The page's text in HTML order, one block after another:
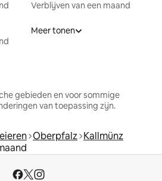
Verblijven van een maand
Meer tonen
gebieden en voor sommige
van toepassing zijn.
Oberpfalz Kallmünz